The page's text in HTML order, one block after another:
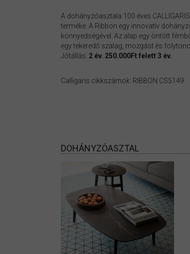
A dohányzóasztala 100 éves
terméke. A Ribbon egy innovatív
könnyedségével. Az alap egy öntött
egy tekeredő szalag, mozgást és
Jótállás: 2 év. 250.000Ft felett 3 év.
Calligaris cikkszámok: RIBBON CS5149
DOHÁNYZÓASZTAL